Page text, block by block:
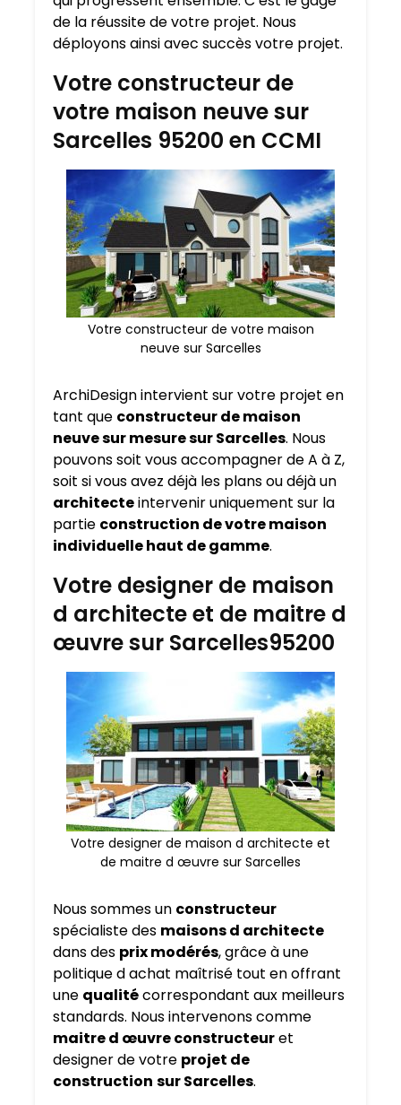
de la réussite de votre projet. Nous
déployons ainsi avec succès votre projet.
Votre constructeur de
votre maison neuve sur
Sarcelles 95200 en CCMI
Votre constructeur de votre maison
neuve sur Sarcelles
ArchiDesign intervient sur votre projet en
tant que constructeur de maison
neuve sur mesure surSarcelles. Nous
pouvons soit vous accompagner de A à Z,
soit si vous avez déjà les plans ou déjà un
architecteintervenir uniquement sur la
partie construction de votre maison
individuelle haut de gamme.
Votre designer de maison
d architecte et de maitre d
œuvre sur Sarcelles95200
Votre designer de maison d architecte et
de maitre d œuvre sur Sarcelles
Nous sommes un constructeur
spécialiste des maisons d architecte
dans des prix modérés, grâce à une
politique d achat maîtrisé tout en offrant
une qualitécorrespondant aux meilleurs
standards. Nous intervenons comme
maitre d œuvre constructeuret
designer de votre projet de
construction sur Sarcelles.